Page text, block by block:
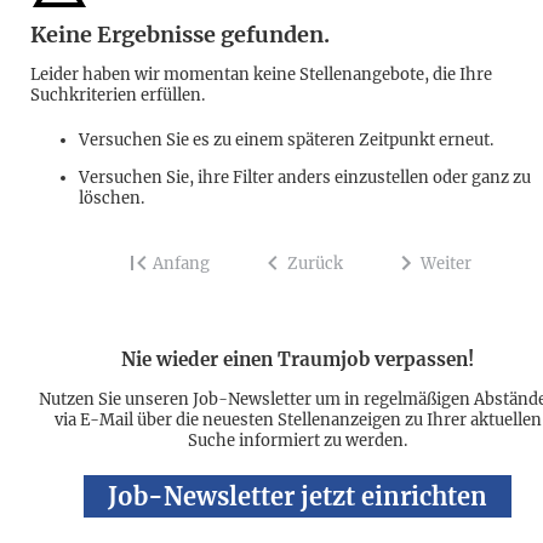
Keine Ergebnisse gefunden.
Leider haben wir momentan keine Stellenangebote, die Ihre
Suchkriterien erfüllen.
Versuchen Sie es zu einem späteren Zeitpunkt erneut.
Versuchen Sie, ihre Filter anders einzustellen oder ganz zu
löschen.
Anfang Zurück Weiter
Nie wieder einen Traumjob verpassen!
Nutzen Sie unseren Job-Newsletter um in regelmäßigen
via E-Mail über die neuesten Stellenanzeigen zu Ihrer aktuellen
Suche informiert zu werden.
Job-Newsletter jetzt einrichten